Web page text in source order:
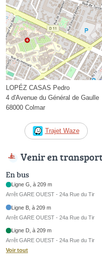
LOPÉZ CASAS Pedro
4 d'Avenue du Général de Gaulle
68000 Colmar
Trajet Waze
Venir en
En bus
Ligne G, à 209 m
Arrêt GARE OUEST - 24a Rue du Tir
Ligne B, à 209 m
Arrêt GARE OUEST - 24a Rue du Tir
Ligne D, à 209 m
Arrêt GARE OUEST - 24a Rue du Tir
Voir tout